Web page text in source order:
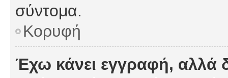
σύντομα.
Κορυφή
Έχω κάνει εγγραφή,